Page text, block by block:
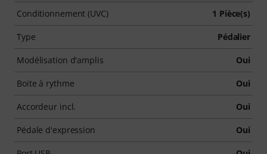
Conditionnement (UVC) 1 Pièce(s)
Type Pédalier
Modélisation d'amplis Oui
Boite à rythme Oui
Accordeur incl. Oui
Pédale d'expression Oui